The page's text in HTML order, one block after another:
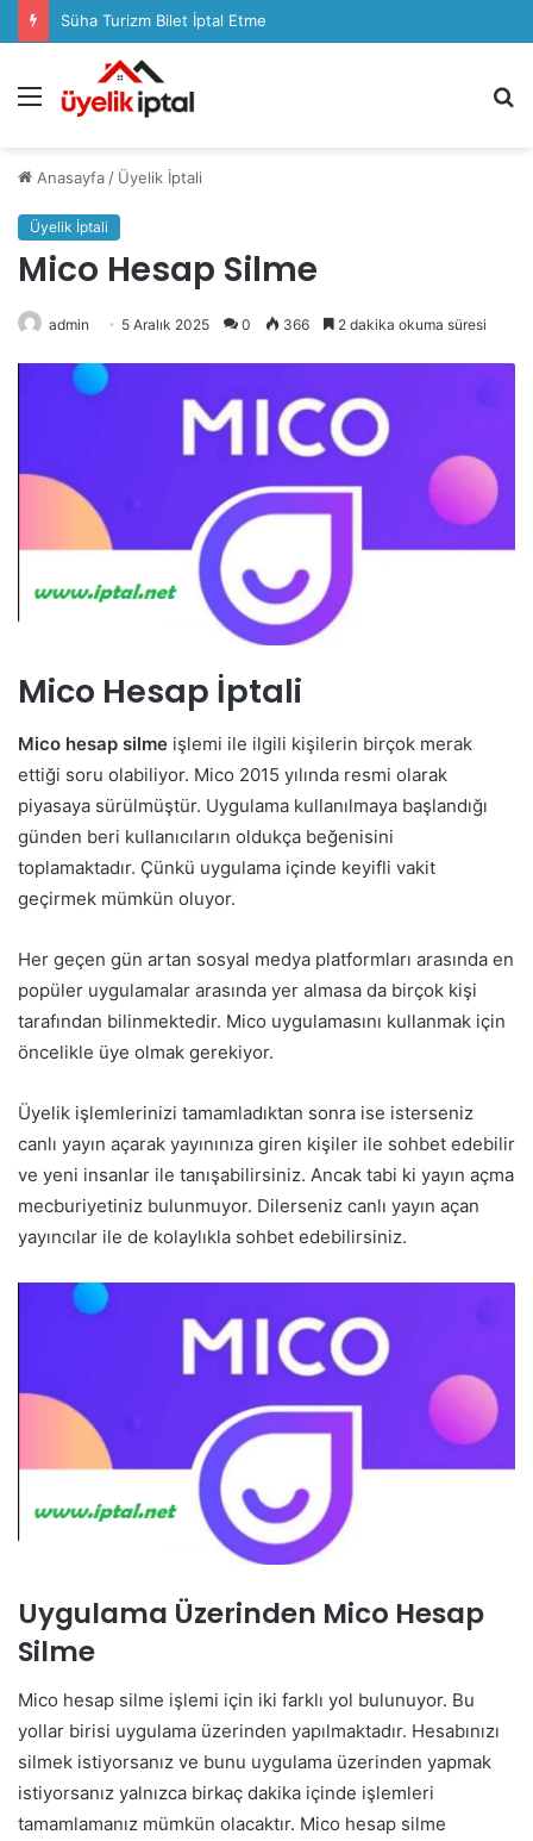
Süha Turizm Bilet İptal Etme
Menü
Anasayfa / Üyelik İptali
Üyelik İptali
Mico Hesap Silme
admin 5 Aralık 2025 0 366 2 dakika okuma süresi
Mico Hesap İptali
Mico hesap silme işlemi ile ilgili kişilerin birçok merak
ettiği soru olabiliyor. Mico 2015 yılında resmi olarak
piyasaya sürülmüştür. Uygulama kullanılmaya başlandığı
günden beri kullanıcıların oldukça beğenisini
toplamaktadır. Çünkü uygulama içinde keyifli vakit
geçirmek mümkün oluyor.
Her geçen gün artan sosyal medya platformları arasında en
popüler uygulamalar arasında yer almasa da birçok kişi
tarafından bilinmektedir. Mico uygulamasını kullanmak için
öncelikle üye olmak gerekiyor.
Üyelik işlemlerinizi tamamladıktan sonra ise isterseniz
canlı yayın açarak yayınınıza giren kişiler ile sohbet edebilir
ve yeni insanlar ile tanışabilirsiniz. Ancak tabi ki yayın açma
mecburiyetiniz bulunmuyor. Dilerseniz canlı yayın açan
yayıncılar ile de kolaylıkla sohbet edebilirsiniz.
Uygulama Üzerinden Mico Hesap
Silme
Mico hesap silme işlemi için iki farklı yol bulunuyor. Bu
yollar birisi uygulama üzerinden yapılmaktadır. Hesabınızı
silmek istiyorsanız ve bunu uygulama üzerinden yapmak
istiyorsanız yalnızca birkaç dakika içinde işlemleri
tamamlamanız mümkün olacaktır. Mico hesap silme